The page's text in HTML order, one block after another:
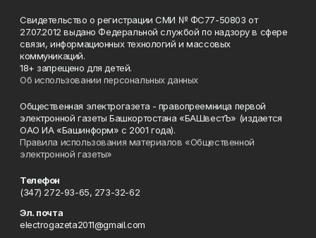
Свидетельство о регистрации СМИ № ФС77-50803 от
27.07.2012 выдано Федеральной службой по надзору в сфере
связи, информационных технологий и массовых
коммуникаций.
18+ запрещено для детей.
Об использовании персональных данных
Общественная электрогазета - правопреемница первой
электронной газеты Башкортостана «БАШвестЪ» (издается
ОАО ИА «Башинформ» с 2001 года).
Правила использования материалов «Общественной
электронной газеты»
Телефон
(347) 272-93-65, 273-32-62
Эл. почта
electrogazeta2011@gmail.com